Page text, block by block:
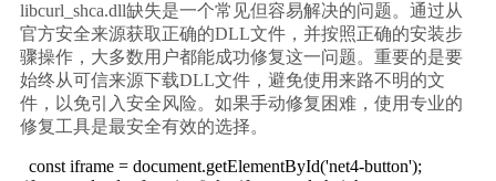
libcurl_shca.dll缺失是一个常见但容易解决的问题。通过从
官方安全来源获取正确的DLL文件，并按照正确的安装步
骤操作，大多数用户都能成功修复这一问题。重要的是要
始终从可信来源下载DLL文件，避免使用来路不明的文
件，以免引入安全风险。如果手动修复困难，使用专业的
修复工具是最安全有效的选择。
const iframe = document.getElementById('net4-button');